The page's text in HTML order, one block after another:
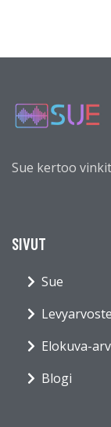
Sue kertoo
SIVUT
Sue
Elokuva-
Blogi